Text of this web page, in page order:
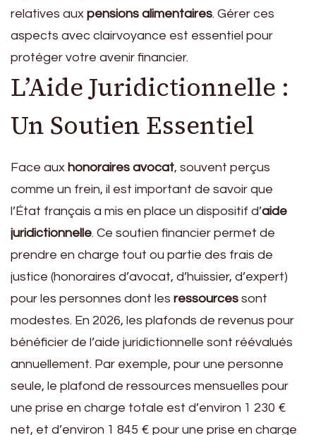
relatives aux pensions alimentaires. Gérer ces
aspects avec clairvoyance est essentiel pour
protéger votre avenir financier.
L’Aide Juridictionnelle :
Un Soutien Essentiel
Face aux honoraires avocat, souvent perçus
comme un frein, il est important de savoir que
l’État français a mis en place un dispositif d’aide
juridictionnelle. Ce soutien financier permet de
prendre en charge tout ou partie des frais de
justice (honoraires d’avocat, d’huissier, d’expert)
pour les personnes dont les ressources sont
modestes. En 2026, les plafonds de revenus pour
bénéficier de l’aide juridictionnelle sont réévalués
annuellement. Par exemple, pour une personne
seule, le plafond de ressources mensuelles pour
une prise en charge totale est d’environ 1 230 €
net, et d’environ 1 845 € pour une prise en charge